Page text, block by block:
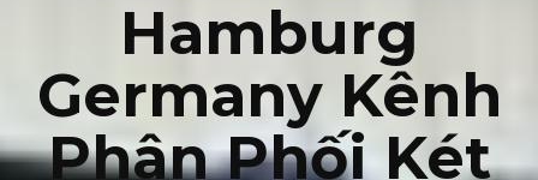
Hamburg
Germany Kênh
Phân Phối Két